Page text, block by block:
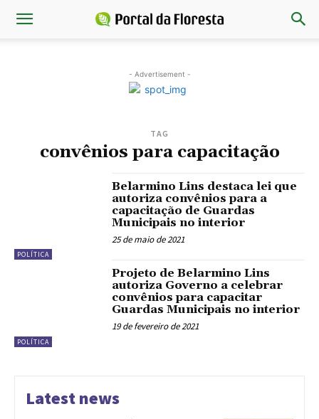
- Advertisement -
TAG
convênios para capacitação
POLÍTICA
Belarmino Lins destaca lei que
autoriza convênios para a
capacitação de Guardas
Municipais no interior
25 de maio de 2021
POLÍTICA
Projeto de Belarmino Lins
autoriza Governo a celebrar
convênios para capacitar
Guardas Municipais no interior
19 de fevereiro de 2021
Latest news